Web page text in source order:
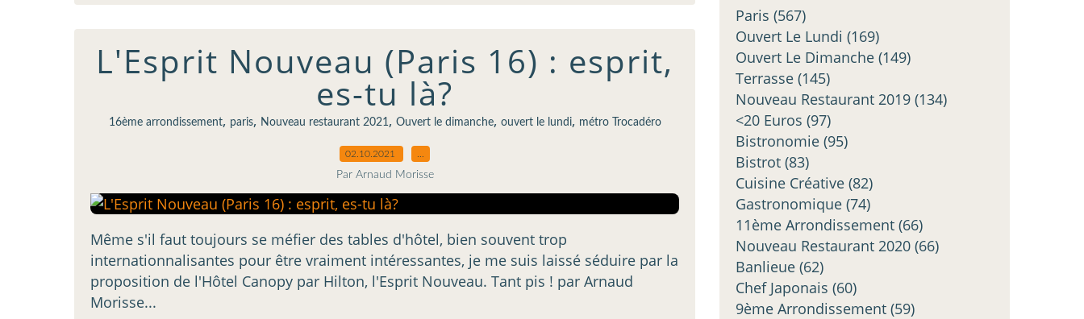
L'Esprit Nouveau (Paris 16) : esprit,
es-tu là?
16ème arrondissement, paris, Nouveau restaurant 2021, Ouvert le dimanche, ouvert le lundi, métro Trocadéro
02.10.2021
Par Arnaud Morisse
Même s'il faut toujours se méfier des tables d'hôtel, bien souvent trop
internationnalisantes pour être vraiment intéressantes, je me suis laissé séduire par la
proposition de l'Hôtel Canopy par Hilton, l'Esprit Nouveau. Tant pis ! par Arnaud
Morisse...
Paris (567)
Ouvert Le Lundi (169)
Ouvert Le Dimanche (149)
Terrasse (145)
Nouveau Restaurant 2019 (134)
<20 Euros (97)
Bistronomie (95)
Bistrot (83)
Cuisine Créative (82)
Gastronomique (74)
11ème Arrondissement (66)
Nouveau Restaurant 2020 (66)
Banlieue (62)
Chef Japonais (60)
9ème Arrondissement (59)